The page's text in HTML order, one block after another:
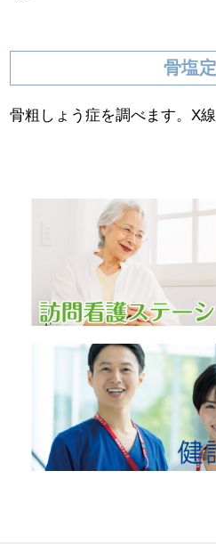
骨塩
骨粗しょう症を調べます。X